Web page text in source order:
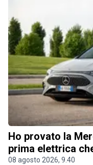
Ho provato la
prima elettrica
08 agosto 2026, 9.40